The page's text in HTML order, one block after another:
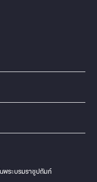
พระบรมราชูปถัมภ์